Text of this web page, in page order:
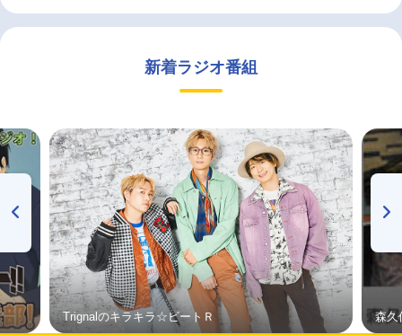
新着ラジオ番組
Trignalのキラキラ☆ビートＲ 森久